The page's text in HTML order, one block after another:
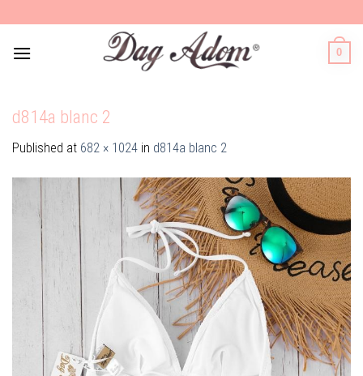
to
content
0
d814a blanc 2
Published at 682 × 1024 in d814a blanc 2